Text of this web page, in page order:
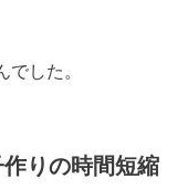
した。
りの時間短縮